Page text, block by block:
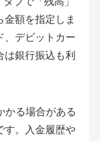
額を指定しま
、デビットカー
は銀行振込も利
かる場合がある
す。入金履歴や